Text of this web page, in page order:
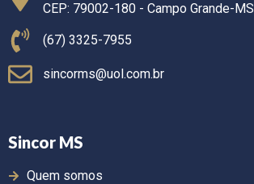
CEP: 79002-180 - Campo Grande-MS
(67) 3325-7955
sincorms@uol.com.br
Sincor MS
Quem somos